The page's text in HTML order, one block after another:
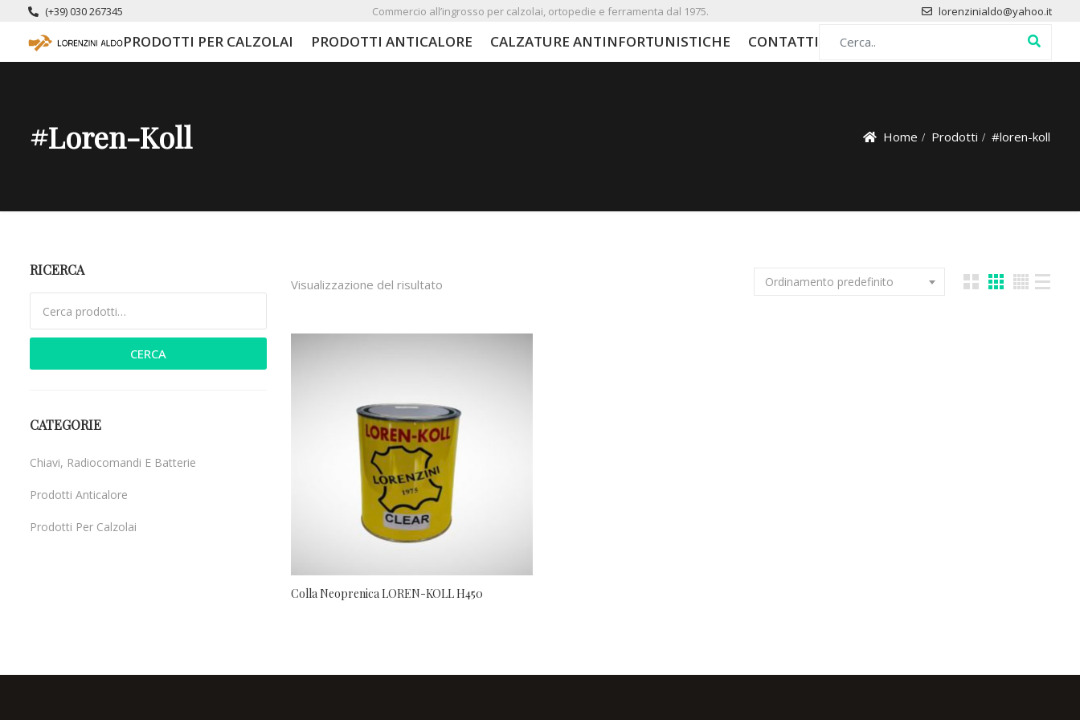
(+39) 030 267345 Commercio all’ingrosso per calzolai, ortopedie e ferramenta dal 1975. lorenzinialdo@yahoo.it
PRODOTTI PER CALZOLAI PRODOTTI ANTICALORE CALZATURE ANTINFORTUNISTICHE CONTATTI
#loren-Koll Home Prodotti #loren-koll
RICERCA
CERCA
CATEGORIE
Chiavi, Radiocomandi E Batterie
Prodotti Anticalore
Prodotti Per Calzolai
Visualizzazione del risultato Ordinamento predefinito
Colla Neoprenica LOREN-KOLL H450